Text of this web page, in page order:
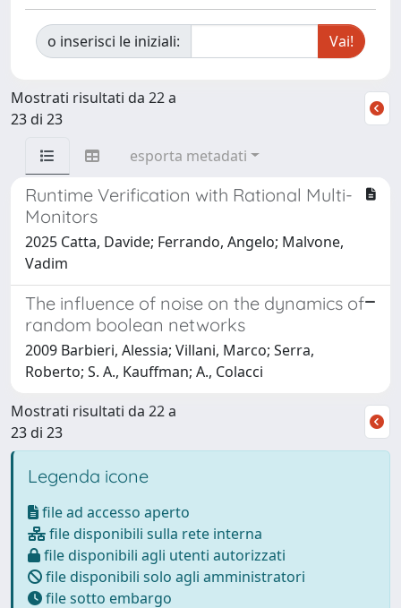
o inserisci le iniziali:
Mostrati risultati da 22 a
23 di 23
esporta metadati
Runtime Verification with Rational Multi-
Monitors
2025 Catta, Davide; Ferrando, Angelo; Malvone,
Vadim
The influence of noise on the dynamics of
random boolean networks
2009 Barbieri, Alessia; Villani, Marco; Serra,
Roberto; S. A., Kauffman; A., Colacci
Mostrati risultati da 22 a
23 di 23
Legenda icone
file ad accesso aperto
file disponibili sulla rete interna
file disponibili agli utenti autorizzati
file disponibili solo agli amministratori
file sotto embargo